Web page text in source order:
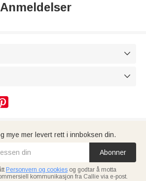
Anmeldelser


mye mer levert rett i innboksen din.
Abonner
Personvern og cookies og godtar å motta
kommunikasjon fra Callie via e-post.